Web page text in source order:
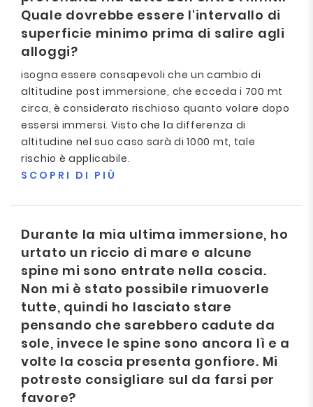
Quale dovrebbe essere l'intervallo di
superficie minimo prima di salire agli
alloggi?
isogna essere consapevoli che un cambio di
altitudine post immersione, che ecceda i 700 mt
circa, è considerato rischioso quanto volare dopo
essersi immersi. Visto che la differenza di
altitudine nel suo caso sarà di 1000 mt, tale
rischio è applicabile.
SCOPRI DI PIÙ
Durante la mia ultima immersione, ho
urtato un riccio di mare e alcune
spine mi sono entrate nella coscia.
Non mi è stato possibile rimuoverle
tutte, quindi ho lasciato stare
pensando che sarebbero cadute da
sole, invece le spine sono ancora lì e a
volte la coscia presenta gonfiore. Mi
potreste consigliare sul da farsi per
favore?